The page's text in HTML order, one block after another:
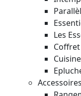
Les
Accessoires